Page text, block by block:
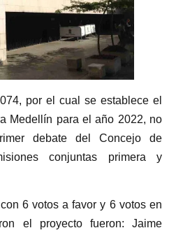
por el cual se establece el
Medellín para el año 2022, no
debate del Concejo de
conjuntas primera y
6 votos a favor y 6 votos en
el proyecto fueron: Jaime